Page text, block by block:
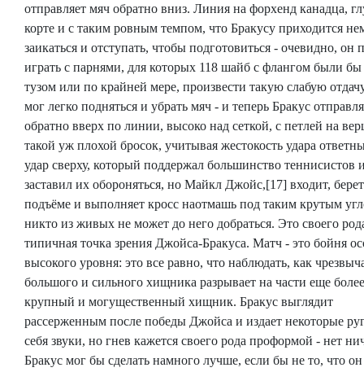
отправляет мяч обратно вниз. Линия на форхенд канадца,
корте и с таким ровным темпом, что Бракусу приходится
заикаться и отступать, чтобы подготовиться - очевидно, он
играть с парнями, для которых 118 шайб с флангом были
тузом или по крайней мере, произвести такую ​​слабую
мог легко подняться и убрать мяч - и теперь Бракус
обратно вверх по линии, высоко над сеткой, с петлей на
такой уж плохой бросок, учитывая жестокость удара
удар сверху, который поддержал большинство теннисистов
заставил их обороняться, но Майкл Джойс,[17] входит,
подъёме и выполняет кросс наотмашь под таким крутым
никто из живых не может до него добраться. Это своего
типичная точка зрения Джойса-Бракуса. Матч - это бойня
высокого уровня: это все равно, что наблюдать, как
большого и сильного хищника разрывает на части еще более
крупный и могущественный хищник. Бракус выглядит
рассерженным после победы Джойса и издает некоторые
себя звуки, но гнев кажется своего рода проформой - нет
Бракус мог бы сделать намного лучше, если бы не то, что